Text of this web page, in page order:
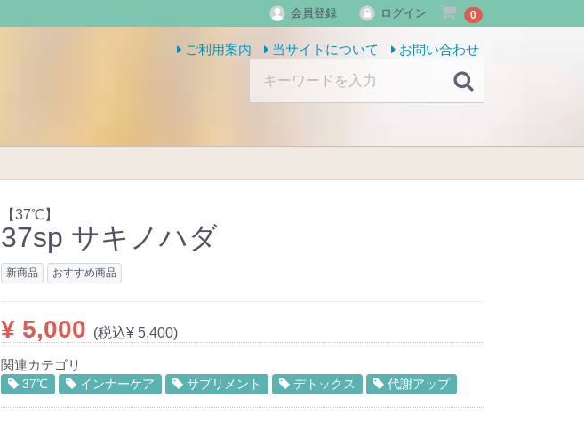
会員登録 ログイン 0
ご利用案内 当サイトについて お問い合わせ
【37℃】
37sp サキノハダ
新商品 おすすめ商品
¥ 5,000 (税込¥ 5,400)
関連カテゴリ
37℃ インナーケア サプリメント デトックス 代謝アップ